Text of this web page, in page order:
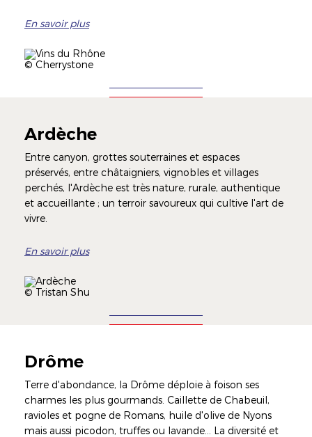
En savoir plus
Illustration
Image
Légende
© Cherrystone
Ardèche
Entre canyon, grottes souterraines et espaces
préservés, entre châtaigniers, vignobles et villages
perchés, l'Ardèche est très nature, rurale, authentique
et accueillante ; un terroir savoureux qui cultive l'art de
vivre.
En savoir plus
Illustration
Image
Légende
© Tristan Shu
Drôme
Terre d'abondance, la Drôme déploie à foison ses
charmes les plus gourmands. Caillette de Chabeuil,
ravioles et pogne de Romans, huile d'olive de Nyons
mais aussi picodon, truffes ou lavande… La diversité et